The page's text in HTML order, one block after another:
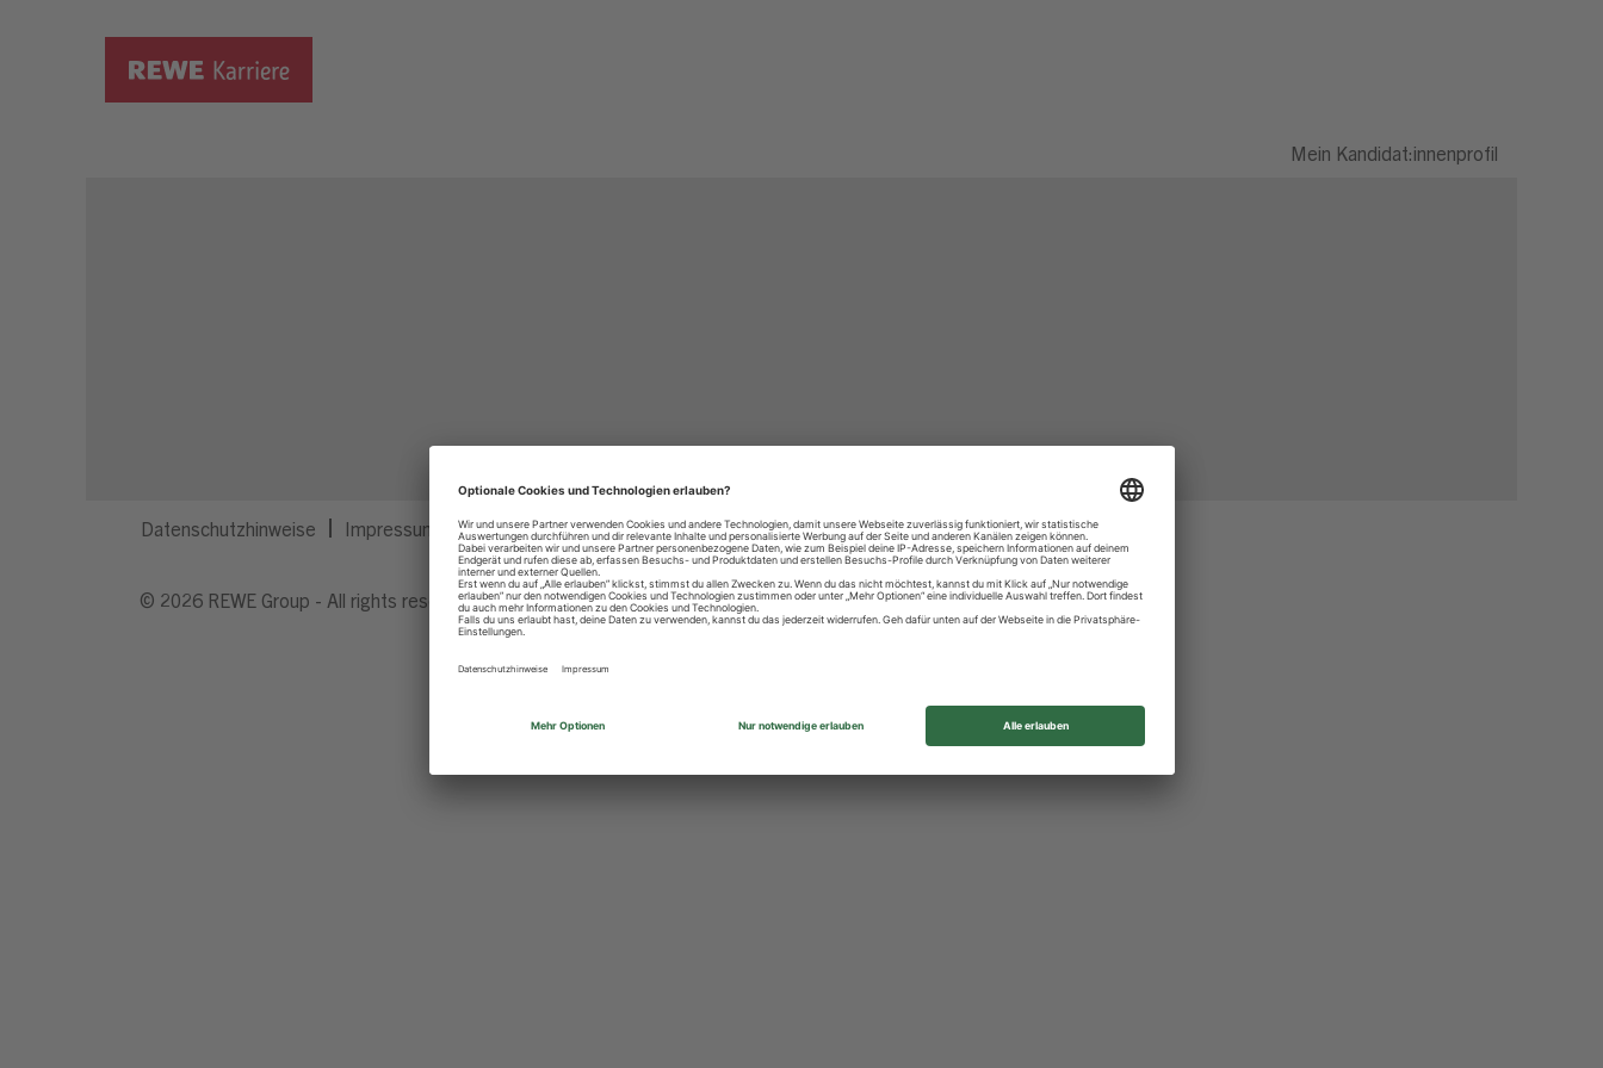
Mein Kandidat:innenprofil
Datenschutzhinweise Impressum Privatsphäre-Einstellungen
© 2026 REWE Group - All rights reserved